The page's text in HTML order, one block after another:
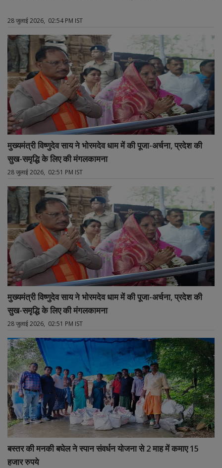
28 जुलाई 2026, 02:54 PM IST
मुख्यमंत्री विष्णुदेव साय ने भोरमदेव धाम में की पूजा-अर्चना, प्रदेश की
सुख-समृद्धि के लिए की मंगलकामना
28 जुलाई 2026, 02:51 PM IST
मुख्यमंत्री विष्णुदेव साय ने भोरमदेव धाम में की पूजा-अर्चना, प्रदेश की
सुख-समृद्धि के लिए की मंगलकामना
28 जुलाई 2026, 02:51 PM IST
बस्तर की मनकी बघेल ने स्पान संवर्धन योजना से 2 माह में कमाए 15
हजार रुपये